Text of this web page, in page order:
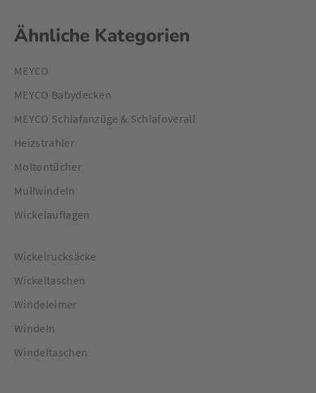
Ähnliche Kategorien
MEYCO
MEYCO Babydecken
MEYCO Schlafanzüge & Schlafoverall
Heizstrahler
Moltontücher
Mullwindeln
Wickelauflagen
Wickelrucksäcke
Wickeltaschen
Windeleimer
Windeln
Windeltaschen